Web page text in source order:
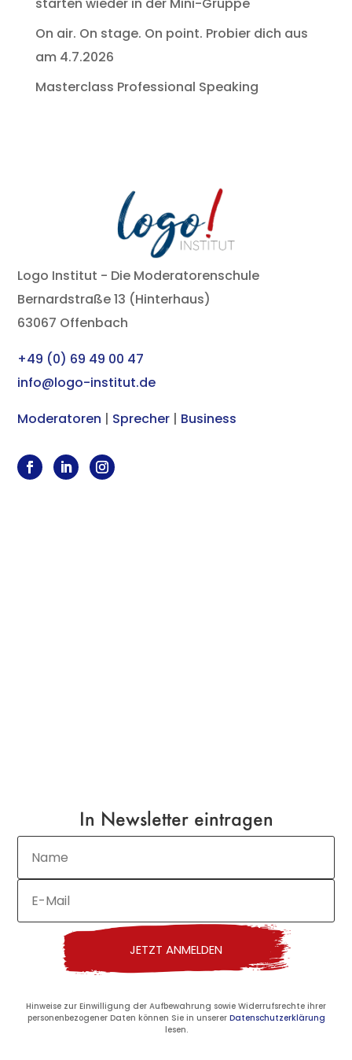
On air. On stage. On point. Probier dich aus
am 4.7.2026
Masterclass Professional Speaking
Logo Institut - Die Moderatorenschule
Bernardstraße 13 (Hinterhaus)
63067 Offenbach
+49 (0) 69 49 00 47
info@logo-institut.de
Moderatoren | Sprecher | Business
In Newsletter eintragen
JETZT ANMELDEN
Hinweise zur Einwilligung der Aufbewahrung sowie Widerrufsrechte ihrer
personenbezogener Daten können Sie in unserer Datenschutzerklärung
lesen.